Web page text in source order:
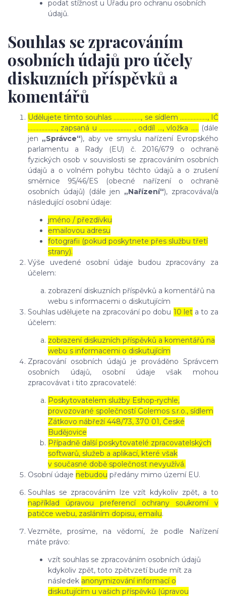
podat stížnost u Úřadu pro ochranu osobních
údajů.
Souhlas se zpracováním
osobních údajů pro účely
diskuzních příspěvků a
komentářů
Udělujete tímto souhlas ……………..., se sídlem ………………, IČ
………………., zapsaná u ………………… , oddíl …, vložka ….. (dále
jen „Správce“), aby ve smyslu nařízení Evropského
parlamentu a Rady (EU) č. 2016/679 o ochraně
fyzických osob v souvislosti se zpracováním osobních
údajů a o volném pohybu těchto údajů a o zrušení
směrnice 95/46/ES (obecné nařízení o ochraně
osobních údajů) (dále jen „Nařízení“), zpracovával/a
následující osobní údaje:
jméno / přezdívku
emailovou adresu
fotografii (pokud poskytnete přes službu třetí
strany).
Výše uvedené osobní údaje budou zpracovány za
účelem:
zobrazení diskuzních příspěvků a komentářů na
webu s informacemi o diskutujícím
Souhlas udělujete na zpracování po dobu 10 leta to za
účelem:
zobrazení diskuzních příspěvků a komentářů na
webu s informacemi o diskutujícím
Zpracování osobních údajů je prováděno Správcem
osobních údajů, osobní údaje však mohou
zpracovávat i tito zpracovatelé:
Poskytovatelem služby Eshop-rychle,
provozované společností Golemos s.r.o., sídlem
Zátkovo nábřeží 448/73, 370 01, České
Budějovice
Případně další poskytovatelé zpracovatelských
softwarů, služeb a aplikací, které však
v současné době společnost nevyužívá.
Osobní údaje nebudou předány mimo území EU.
Souhlas se zpracováním lze vzít kdykoliv zpět, a to
například úpravou preferencí ochrany soukromí v
patičce webu, zasláním dopisu, emailu.
Vezměte, prosíme, na vědomí, že podle Nařízení
máte právo:
vzít souhlas se zpracováním osobních údajů
kdykoliv zpět, toto zpětvzetí bude mít za
následek anonymizování informací o
diskutujícím u vašich příspěvků (úpravou